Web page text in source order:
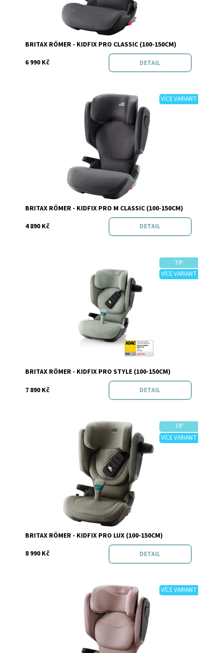
BRITAX RÖMER
BRITAX RÖMER - KIDFIX PRO CLASSIC (100-150CM)
6 990 Kč
DETAIL
VÍCE VARIANT
Skladem
BRITAX RÖMER
BRITAX RÖMER - KIDFIX PRO M CLASSIC (100-150CM)
4 890 Kč
DETAIL
TIP
VÍCE VARIANT
Skladem
Značka: BRITAX RÖMER
BRITAX RÖMER - KIDFIX PRO STYLE (100-150CM)
7 890 Kč
DETAIL
TIP
VÍCE VARIANT
Skladem
Značka: BRITAX RÖMER
BRITAX RÖMER - KIDFIX PRO LUX (100-150CM)
8 990 Kč
DETAIL
VÍCE VARIANT
Skladem